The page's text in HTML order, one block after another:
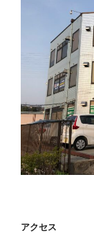
アクセス